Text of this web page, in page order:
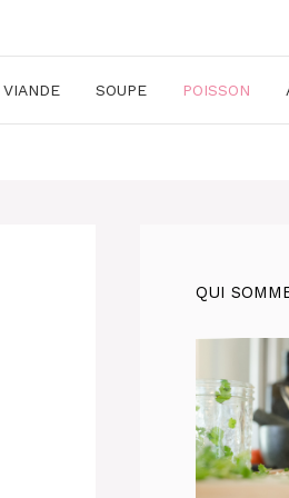
VIANDE SOUPE POISSON
QUI